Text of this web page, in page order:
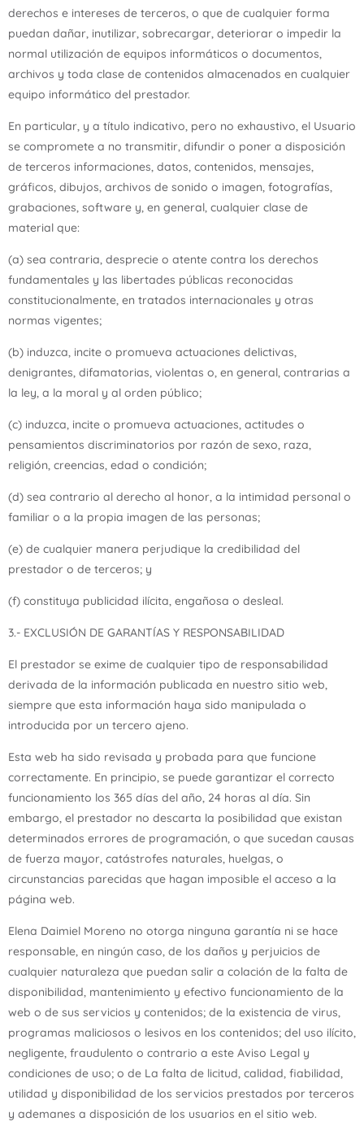
derechos e intereses de terceros, o que de cualquier forma
puedan dañar, inutilizar, sobrecargar, deteriorar o impedir la
normal utilización de equipos informáticos o documentos,
archivos y toda clase de contenidos almacenados en cualquier
equipo informático del prestador.
En particular, y a título indicativo, pero no exhaustivo, el Usuario
se compromete a no transmitir, difundir o poner a disposición
de terceros informaciones, datos, contenidos, mensajes,
gráficos, dibujos, archivos de sonido o imagen, fotografías,
grabaciones, software y, en general, cualquier clase de
material que:
(a) sea contraria, desprecie o atente contra los derechos
fundamentales y las libertades públicas reconocidas
constitucionalmente, en tratados internacionales y otras
normas vigentes;
(b) induzca, incite o promueva actuaciones delictivas,
denigrantes, difamatorias, violentas o, en general, contrarias a
la ley, a la moral y al orden público;
(c) induzca, incite o promueva actuaciones, actitudes o
pensamientos discriminatorios por razón de sexo, raza,
religión, creencias, edad o condición;
(d) sea contrario al derecho al honor, a la intimidad personal o
familiar o a la propia imagen de las personas;
(e) de cualquier manera perjudique la credibilidad del
prestador o de terceros; y
(f) constituya publicidad ilícita, engañosa o desleal.
3.- EXCLUSIÓN DE GARANTÍAS Y RESPONSABILIDAD
El prestador se exime de cualquier tipo de responsabilidad
derivada de la información publicada en nuestro sitio web,
siempre que esta información haya sido manipulada o
introducida por un tercero ajeno.
Esta web ha sido revisada y probada para que funcione
correctamente. En principio, se puede garantizar el correcto
funcionamiento los 365 días del año, 24 horas al día. Sin
embargo, el prestador no descarta la posibilidad que existan
determinados errores de programación, o que sucedan causas
de fuerza mayor, catástrofes naturales, huelgas, o
circunstancias parecidas que hagan imposible el acceso a la
página web.
Elena Daimiel Moreno no otorga ninguna garantía ni se hace
responsable, en ningún caso, de los daños y perjuicios de
cualquier naturaleza que puedan salir a colación de la falta de
disponibilidad, mantenimiento y efectivo funcionamiento de la
web o de sus servicios y contenidos; de la existencia de virus,
programas maliciosos o lesivos en los contenidos; del uso ilícito,
negligente, fraudulento o contrario a este Aviso Legal y
condiciones de uso; o de La falta de licitud, calidad, fiabilidad,
utilidad y disponibilidad de los servicios prestados por terceros
y ademanes a disposición de los usuarios en el sitio web.